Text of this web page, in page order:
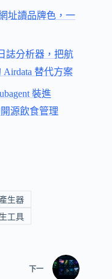
址讀品牌色，一
誌分析器，把航
替代方案
裝進
源飲食管理
生器
工具
下一